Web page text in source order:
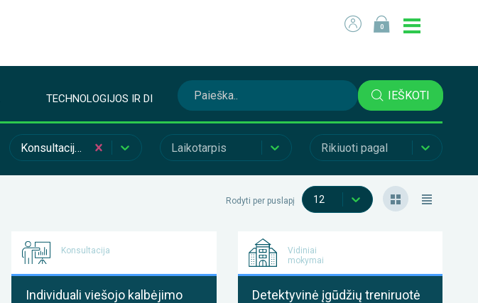
0
TECHNOLOGIJOS IR DI IEŠKOTI
Konsultacijos Laikotarpis Rikiuoti pagal
Rodyti per puslapį 12
Konsultacija
Individuali viešojo kalbėjimo
Vidiniai
mokymai
Detektyvinė įgūdžių treniruotė